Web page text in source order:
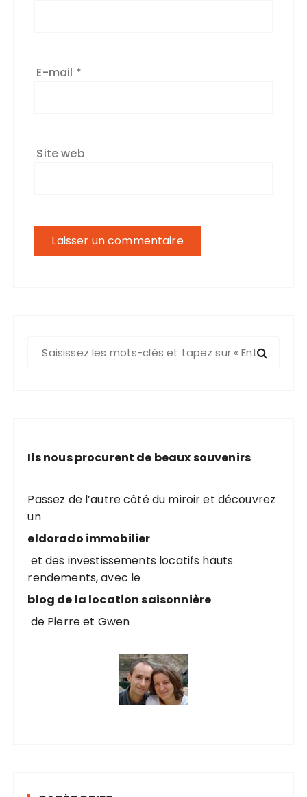
E-mail *
Site web
h
p
o
u
:
Ils nous procurent de beaux souvenirs
Passez de l’autre côté du miroir et découvrez
un
eldorado immobilier
et des investissements locatifs hauts
rendements, avec le
blog de la location saisonnière
de Pierre et Gwen